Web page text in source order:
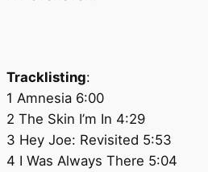
Tracklisting:
1 Amnesia 6:00
2 The Skin I’m In 4:29
3 Hey Joe: Revisited 5:53
4 I Was Always There 5:04